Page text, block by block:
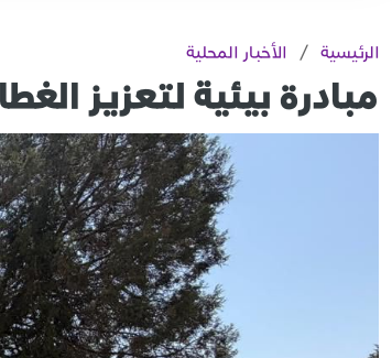
الرئيسية / الأخبار المحلية
مبادرة بيئية لتعزيز